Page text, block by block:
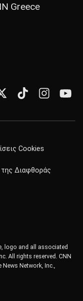
Greece
Cookies
της Διαφθοράς
logo and all associated
All rights reserved. CNN
Network, Inc.,